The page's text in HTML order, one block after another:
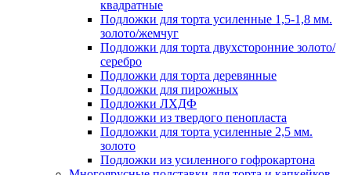
квадратные
Подложки для торта усиленные 1,5-1,8 мм.
золото/жемчуг
Подложки для торта двухсторонние золото/
серебро
Подложки для торта деревянные
Подложки для пирожных
Подложки ЛХДФ
Подложки из твердого пенопласта
Подложки для торта усиленные 2,5 мм.
золото
Подложки из усиленного гофрокартона